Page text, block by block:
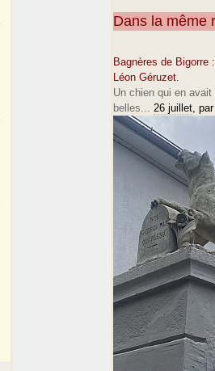
Dans la même
Bagnères de Bigorre
Léon Géruzet.
Un chien qui en
belles... 26 juillet, par